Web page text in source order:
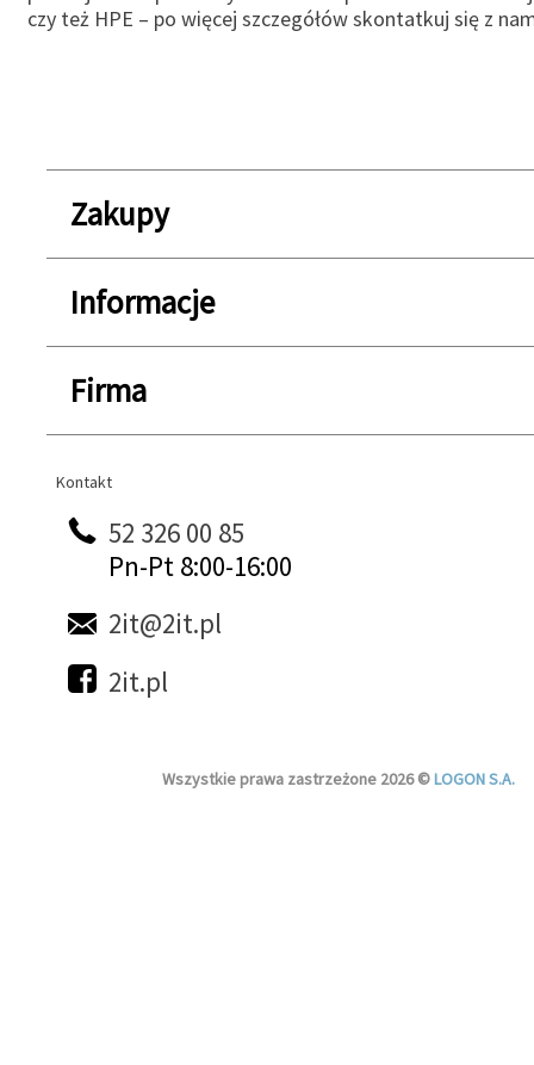
czy też HPE – po więcej szczegółów skontatkuj się z
Zakupy
Informacje
Firma
Kontakt
Kontakt
52 326 00 85
Pn-Pt 8:00-16:00
2it@2it.pl
2it.pl
Wszystkie prawa zastrzeżone 2026 ©LOGON S.A.